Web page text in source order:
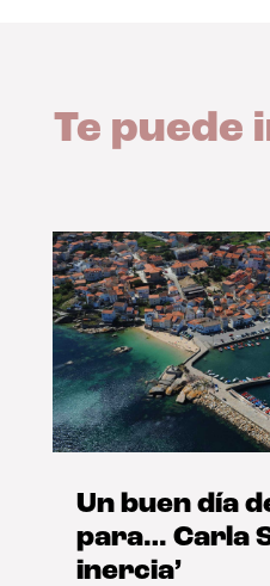
Te puede
Un buen día
para… Carla
inercia’